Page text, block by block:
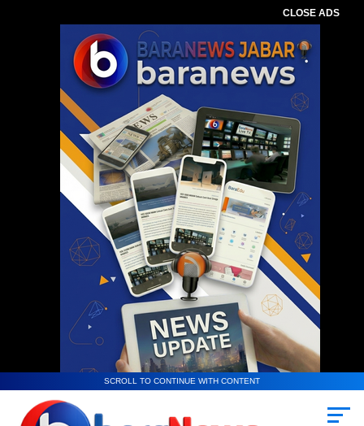
CLOSE ADS
SCROLL TO CONTINUE WITH CONTENT